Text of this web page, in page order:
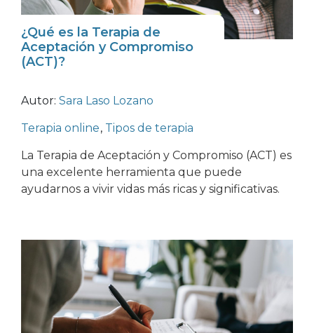
¿Qué es la Terapia de
Aceptación y Compromiso
(ACT)?
Autor: Sara Laso Lozano
Terapia online, Tipos de terapia
La Terapia de Aceptación y Compromiso (ACT) es
una excelente herramienta que puede
ayudarnos a vivir vidas más ricas y significativas.